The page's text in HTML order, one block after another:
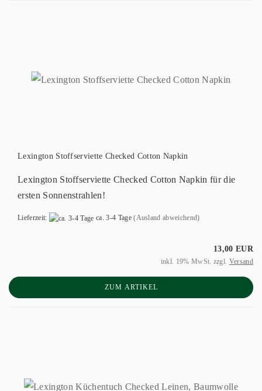
Lexington Stoffserviette Checked Cotton Napkin
Lexington Stoffserviette Checked Cotton Napkin für die
ersten Sonnenstrahlen!
Lieferzeit: ca. 3-4 Tage (Ausland abweichend)
13,00 EUR
inkl. 19% MwSt. zzgl. Versand
ZUM ARTIKEL